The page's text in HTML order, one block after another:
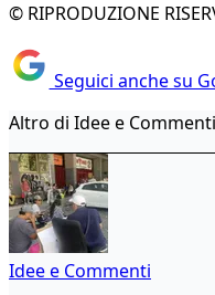
© RIPRODUZIONE
Seguici anche su
Altro di Idee e Commenti
Idee e Commenti